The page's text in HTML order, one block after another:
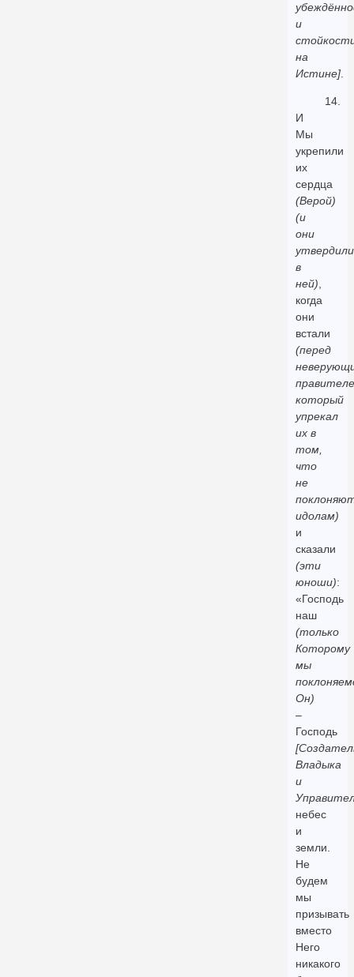
и
на
Истине].
14.
И
Мы
укрепили
их
сердца
(Верой)
(и
они
в
ней),
когда
они
встали
(перед
который
упрекал
их в
том,
что
не
идолам)
и
сказали
(эти
юноши):
«Господь
наш
(только
Которому
мы
Он)
–
Господь
Владыка
и
небес
и
земли.
Не
будем
мы
призывать
вместо
Него
никакого